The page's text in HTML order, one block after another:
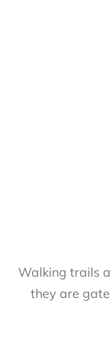
Walking trails
they are